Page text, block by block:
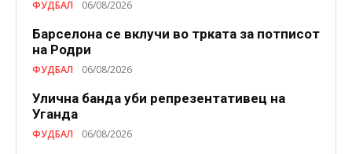
ФУДБАЛ 06/08/2026
Барселона се вклучи во трката за потписот
на Родри
ФУДБАЛ 06/08/2026
Улична банда уби репрезентативец на
Уганда
ФУДБАЛ 06/08/2026